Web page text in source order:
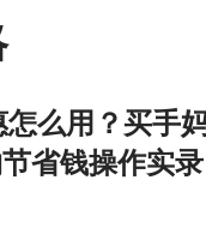
么用？买手
省钱操作实录